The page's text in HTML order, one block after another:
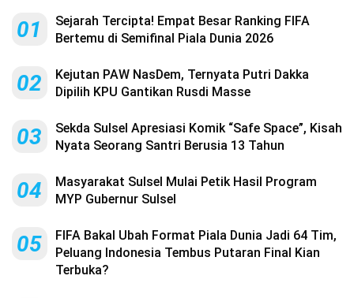
01
Sejarah Tercipta! Empat Besar Ranking FIFA
Bertemu di Semifinal Piala Dunia 2026
02
Kejutan PAW NasDem, Ternyata Putri Dakka
Dipilih KPU Gantikan Rusdi Masse
03
Sekda Sulsel Apresiasi Komik “Safe Space”, Kisah
Nyata Seorang Santri Berusia 13 Tahun
04
Masyarakat Sulsel Mulai Petik Hasil Program
MYP Gubernur Sulsel
05
FIFA Bakal Ubah Format Piala Dunia Jadi 64 Tim,
Peluang Indonesia Tembus Putaran Final Kian
Terbuka?